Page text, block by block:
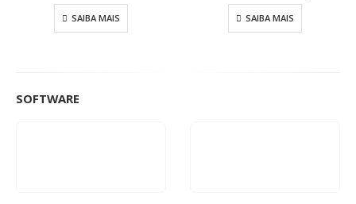
SAIBA MAIS SAIBA MAIS
SOFTWARE